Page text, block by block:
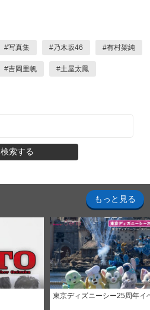
#写真集 #乃木坂46 #有村架純
#吉岡里帆 #土屋太鳳
検索する
もっと見る
東京ディズニーシー25周年イ